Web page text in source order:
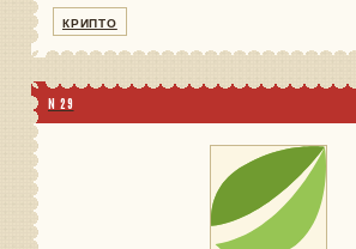
КРИПТО
N 29